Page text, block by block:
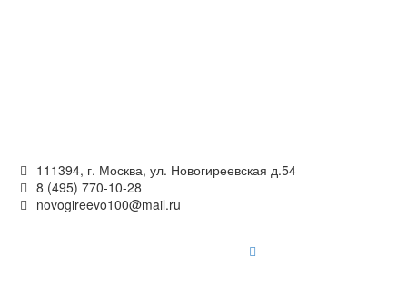
111394, г. Москва, ул. Новогиреевская д.54
8 (495) 770-10-28
novogireevo100@mail.ru